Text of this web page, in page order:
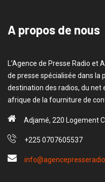
A propos de nous
L’Agence de Presse Radio et
de presse spécialisée dans la
destination des radios, du net
afrique de la fourniture de
Adjamé, 220 Logement
+225 0707605537